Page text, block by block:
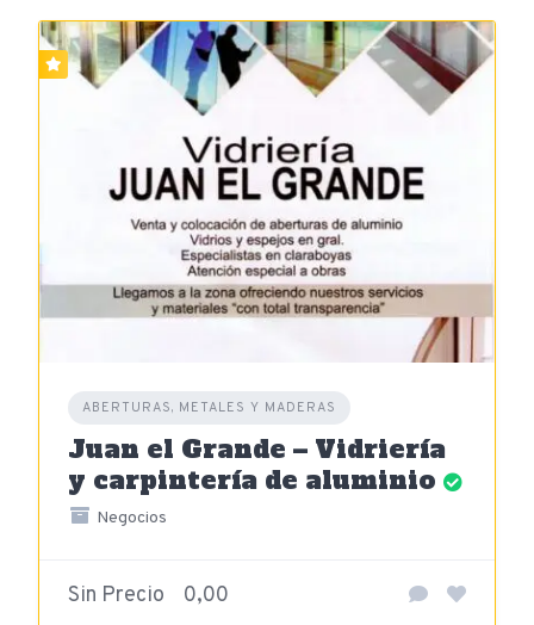
ABERTURAS, METALES Y MADERAS
Juan el Grande – Vidriería
y carpintería de aluminio
Negocios
Sin Precio 0,00